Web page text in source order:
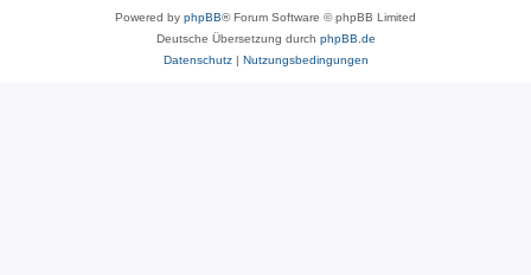
Powered by phpBB® Forum Software © phpBB Limited
Deutsche Übersetzung durch phpBB.de
Datenschutz| Nutzungsbedingungen